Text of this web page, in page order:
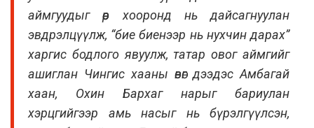
аймгуудыг өөр хооронд нь дайсагнуулан
эвдрэлцүүлж, “бие биенээр нь нухчин дарах”
харгис бодлого явуулж, татар овог аймгийг
ашиглан Чингис хааны өвөг дээдэс Амбагай
хаан, Охин Бархаг нарыг бариулан
хэрцгийгээр амь насыг нь бүрэлгүүлсэн,